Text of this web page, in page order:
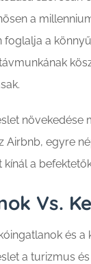
a
a
Airbnb, egyre
a
Vs.
és
a turizmus